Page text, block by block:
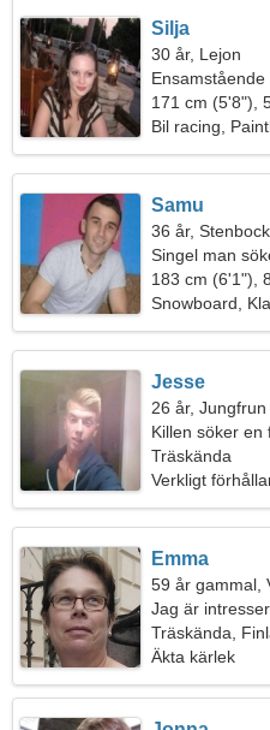
Silja
30 år, Lejon
171 cm (5'8"),
Bil racing,
Samu
36 år,
Singel man
183 cm (6'1"),
Snowboard,
Jesse
26 år, Jungfrun
Killen söker en
Träskända
Verkligt
Emma
59 år gammal,
Jag är
Träskända,
Äkta kärlek